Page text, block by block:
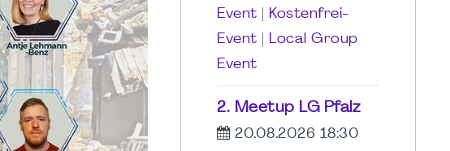
Event
Kostenfrei-
Event
Local Group
Event
2. Meetup LG Pfalz
20.08.2026 18:30